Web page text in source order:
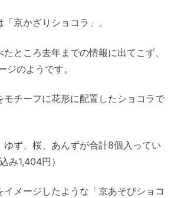
京かざりショコラ」。
ところ去年までの情報に出てこず、
ジのようです。
モチーフに花形に配置したショコラで
ゆず、桜、あんずが合計8個入ってい
み1,404円）
メージしたような「京あそびショコ